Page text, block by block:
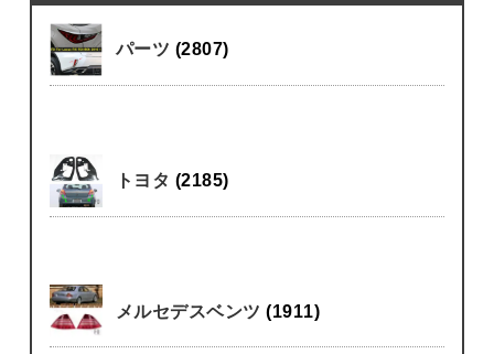
パーツ (2807)
トヨタ (2185)
メルセデスベンツ(1911)